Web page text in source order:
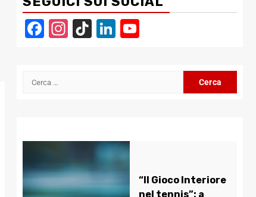
Facebook
Instagram
TikTokLinkedIn
Ricerca
“Il Gioco Interiore
nel tennis”: a